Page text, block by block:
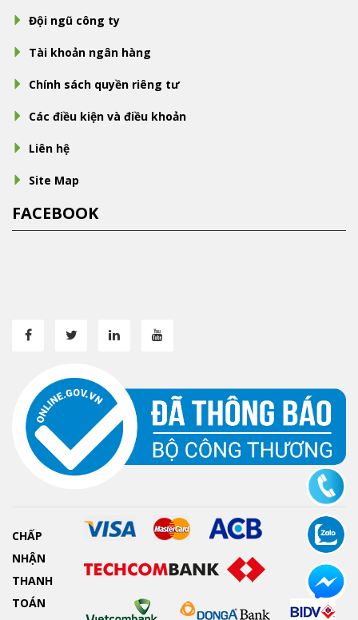
Đội ngũ công ty
Tài khoản ngân hàng
Chính sách quyền riêng tư
Các điều kiện và điều khoản
Liên hệ
Site Map
FACEBOOK
CHẤP
NHẬN
THANH
TOÁN